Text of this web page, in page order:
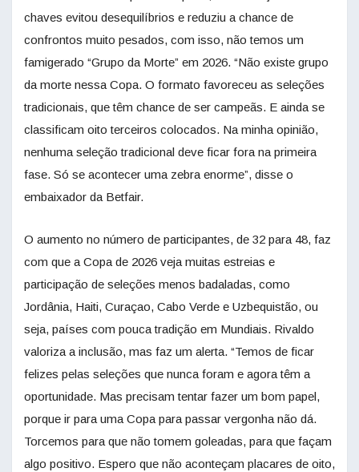
chaves evitou desequilíbrios e reduziu a chance de
confrontos muito pesados, com isso, não temos um
famigerado “Grupo da Morte” em 2026. “Não existe grupo
da morte nessa Copa. O formato favoreceu as seleções
tradicionais, que têm chance de ser campeãs. E ainda se
classificam oito terceiros colocados. Na minha opinião,
nenhuma seleção tradicional deve ficar fora na primeira
fase. Só se acontecer uma zebra enorme”, disse o
embaixador da Betfair.
O aumento no número de participantes, de 32 para 48, faz
com que a Copa de 2026 veja muitas estreias e
participação de seleções menos badaladas, como
Jordânia, Haiti, Curaçao, Cabo Verde e Uzbequistão, ou
seja, países com pouca tradição em Mundiais. Rivaldo
valoriza a inclusão, mas faz um alerta. “Temos de ficar
felizes pelas seleções que nunca foram e agora têm a
oportunidade. Mas precisam tentar fazer um bom papel,
porque ir para uma Copa para passar vergonha não dá.
Torcemos para que não tomem goleadas, para que façam
algo positivo. Espero que não aconteçam placares de oito,